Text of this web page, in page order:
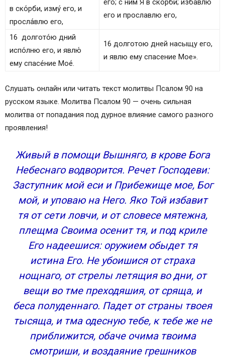
в ско́рби, изму́ его, и
просла́влю его,
его и прославлю его,
16 долгото́ю дний
испо́лню его, и явлю́
ему спасе́ние Мое́.
16 долготою дней насыщу его,
и явлю ему спасение Мое».
Слушать онлайн или читать текст молитвы Псалом 90 на
русском языке. Молитва Псалом 90 — очень сильная
молитва от попадания под дурное влияние самого разного
проявления!
Живый в помощи Вышняго, в крове Бога
Небеснаго водворится. Речет Господеви:
Заступник мой еси и Прибежище мое, Бог
мой, и уповаю на Него. Яко Той избавит
тя от сети ловчи, и от словесе мятежна,
плещма Своима осенит тя, и под криле
Его надеешися: оружием обыдет тя
истина Его. Не убоишися от страха
нощнаго, от стрелы летящия во дни, от
вещи во тме преходяшия, от сряща, и
беса полуденнаго. Падет от страны твоея
тысяща, и тма одесную тебе, к тебе же не
приближится, обаче очима твоима
смотриши, и воздаяние грешников